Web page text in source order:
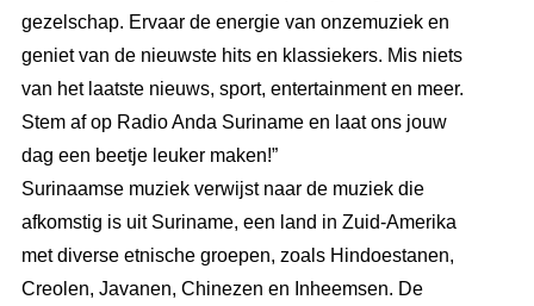
gezelschap. Ervaar de energie van onzemuziek en
geniet van de nieuwste hits en klassiekers. Mis niets
van het laatste nieuws, sport, entertainment en meer.
Stem af op Radio Anda Suriname en laat ons jouw
dag een beetje leuker maken!”
Surinaamse muziek verwijst naar de muziek die
afkomstig is uit Suriname, een land in Zuid-Amerika
met diverse etnische groepen, zoals Hindoestanen,
Creolen, Javanen, Chinezen en Inheemsen. De